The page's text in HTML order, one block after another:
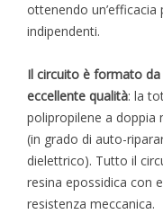
ottenendo
indipendenti.
Il circuito è formato
eccellente qualità: la
polipropilene a doppia
(in grado di auto-
dielettrico). Tutto il
resina epossidica con
resistenza meccanica.